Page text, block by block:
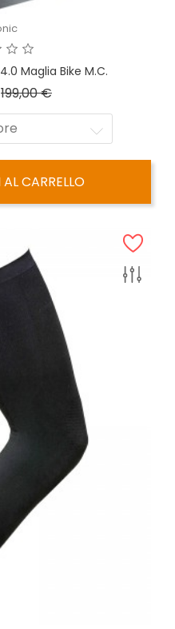
4.0 Maglia Bike M.c.
Prezzo
199,00 €Prezzo
CARRELLO